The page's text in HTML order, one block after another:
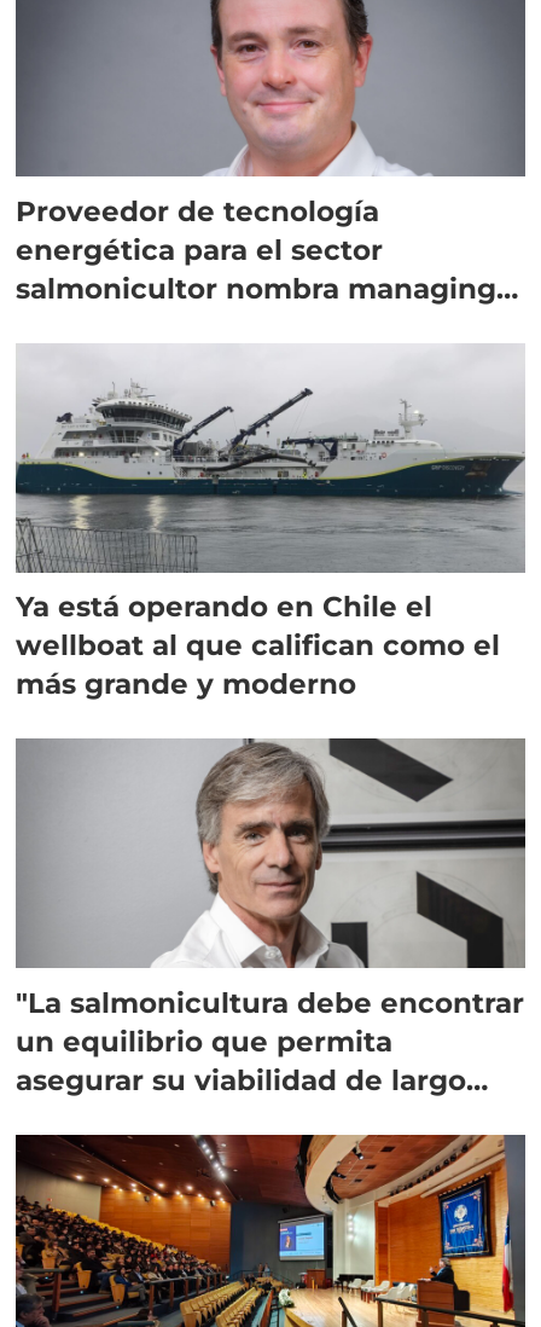
Proveedor de tecnología
energética para el sector
salmonicultor nombra managing
Ya está operando en Chile el
wellboat al que califican como el
más grande y moderno
"La salmonicultura debe encontrar
un equilibrio que permita
asegurar su viabilidad de largo